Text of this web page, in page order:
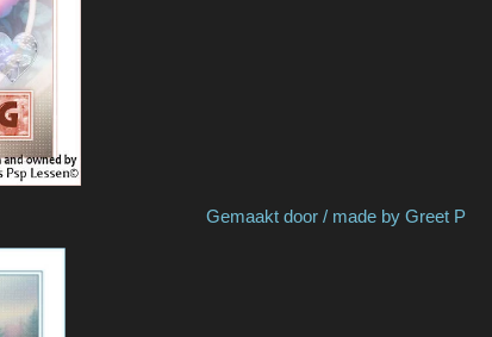
door / made by Greet P